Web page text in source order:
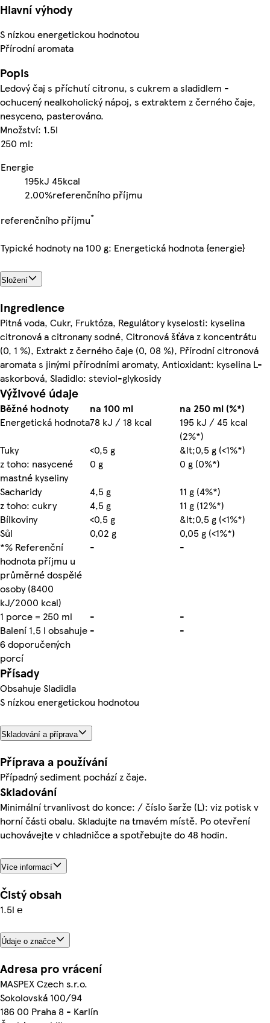
Hlavní výhody
S nízkou energetickou hodnotou
Přírodní aromata
Popis
Ledový čaj s příchutí citronu, s cukrem a sladidlem -
ochucený nealkoholický nápoj, s extraktem z černého čaje,
nesyceno, pasterováno.
Množství: 1.5l
250 ml:
Energie
195kJ 45kcal
2.00%referenčního příjmu
referenčního příjmu*
Typické hodnoty na 100 g: Energetická hodnota {energie}
Složení
Ingredience
Pitná voda, Cukr, Fruktóza, Regulátory kyselosti: kyselina
citronová a citronany sodné, Citronová šťáva z koncentrátu
(0, 1 %), Extrakt z černého čaje (0, 08 %), Přírodní citronová
aromata s jinými přírodními aromaty, Antioxidant: kyselina L-
askorbová, Sladidlo: steviol-glykosidy
Výživové údaje
Běžné hodnoty na 100 ml
na 250 ml (%*)
Energetická hodnota78 kJ / 18 kcal
195 kJ / 45 kcal
(2%*)
Tuky
<0,5 g
&lt;0,5 g (<1%*)
z toho: nasycené
mastné kyseliny
0 g
0 g (0%*)
Sacharidy
4,5 g
11 g (4%*)
z toho: cukry
4,5 g
11 g (12%*)
Bílkoviny
<0,5 g
&lt;0,5 g (<1%*)
Sůl
0,02 g
0,05 g (<1%*)
*% Referenční
hodnota příjmu u
průměrné dospělé
osoby (8400
kJ/2000 kcal)
- -
1 porce = 250 ml -
-
Balení 1,5 l obsahuje
6 doporučených
porcí
- -
Přísady
Obsahuje Sladidla
S nízkou energetickou hodnotou
Skladování a příprava
Příprava a používání
Případný sediment pochází z čaje.
Skladování
Minimální trvanlivost do konce: / číslo šarže (L): viz potisk v
horní části obalu. Skladujte na tmavém místě. Po otevření
uchovávejte v chladničce a spotřebujte do 48 hodin.
Více informací
Čistý obsah
1.5l ℮
Údaje o značce
Adresa pro vrácení
MASPEX Czech s.r.o.
Sokolovská 100/94
186 00 Praha 8 - Karlín